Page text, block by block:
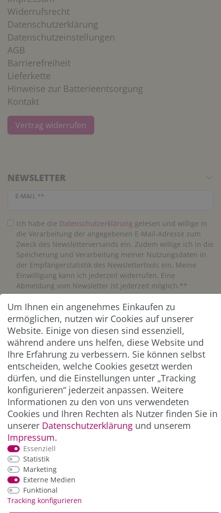
Widerrufsrecht
Datenschutzerklärung
Datenschutzeinstellungen
AGB
Barrierefreiheit
Lieferkette
Hinweise zur Batterieentsorgung
Kontakt
Vertrag widerrufen
NEWSLETTER
E-MAIL **
Newsletter Honig
Ich habe die Daten­schutz­erklärung gelesen und willige in
die Verarbeitung der angegebenen E-Mail-Adresse zum
Zweck des Newsletterversands ein. Zudem willige ich in die
Speicherung und Verarbeitung meiner Nutzungsdaten in
der Empfängerstatistik des Newslettertools ein. Meine
Einwilligung kann ich jederzeit widerrufen. Eine
Abmeldung vom Newsletter ist jederzeit möglich.**
Abonnieren
** Hierbei handelt es sich um ein Pflichtfeld.
ZAHLUNG & VERSAND
*Alle Preise inkl. der gesetzl. MwSt. zzgl.
und Versandkosten
Um Ihnen ein angenehmes Einkaufen zu
ermöglichen, nutzen wir Cookies auf unserer
Website. Einige von diesen sind essenziell,
während andere uns helfen, diese Website und
Ihre Erfahrung zu verbessern. Sie können selbst
entscheiden, welche Cookies gesetzt werden
dürfen, und die Einstellungen unter „Tracking
konfigurieren“ jederzeit anpassen. Weitere
Informationen zu den von uns verwendeten
Cookies und Ihren Rechten als Nutzer finden Sie in
unserer Daten­schutz­erklärung und unserem
Impressum.
Essenziell
Statistik
Marketing
Externe Medien
Funktional
Tracking konfigurieren